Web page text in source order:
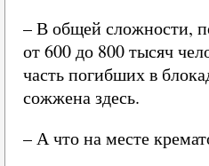
– В общей сложности,
от 600 до 800 тысяч
часть погибших в
сожжена здесь.
– А что на месте